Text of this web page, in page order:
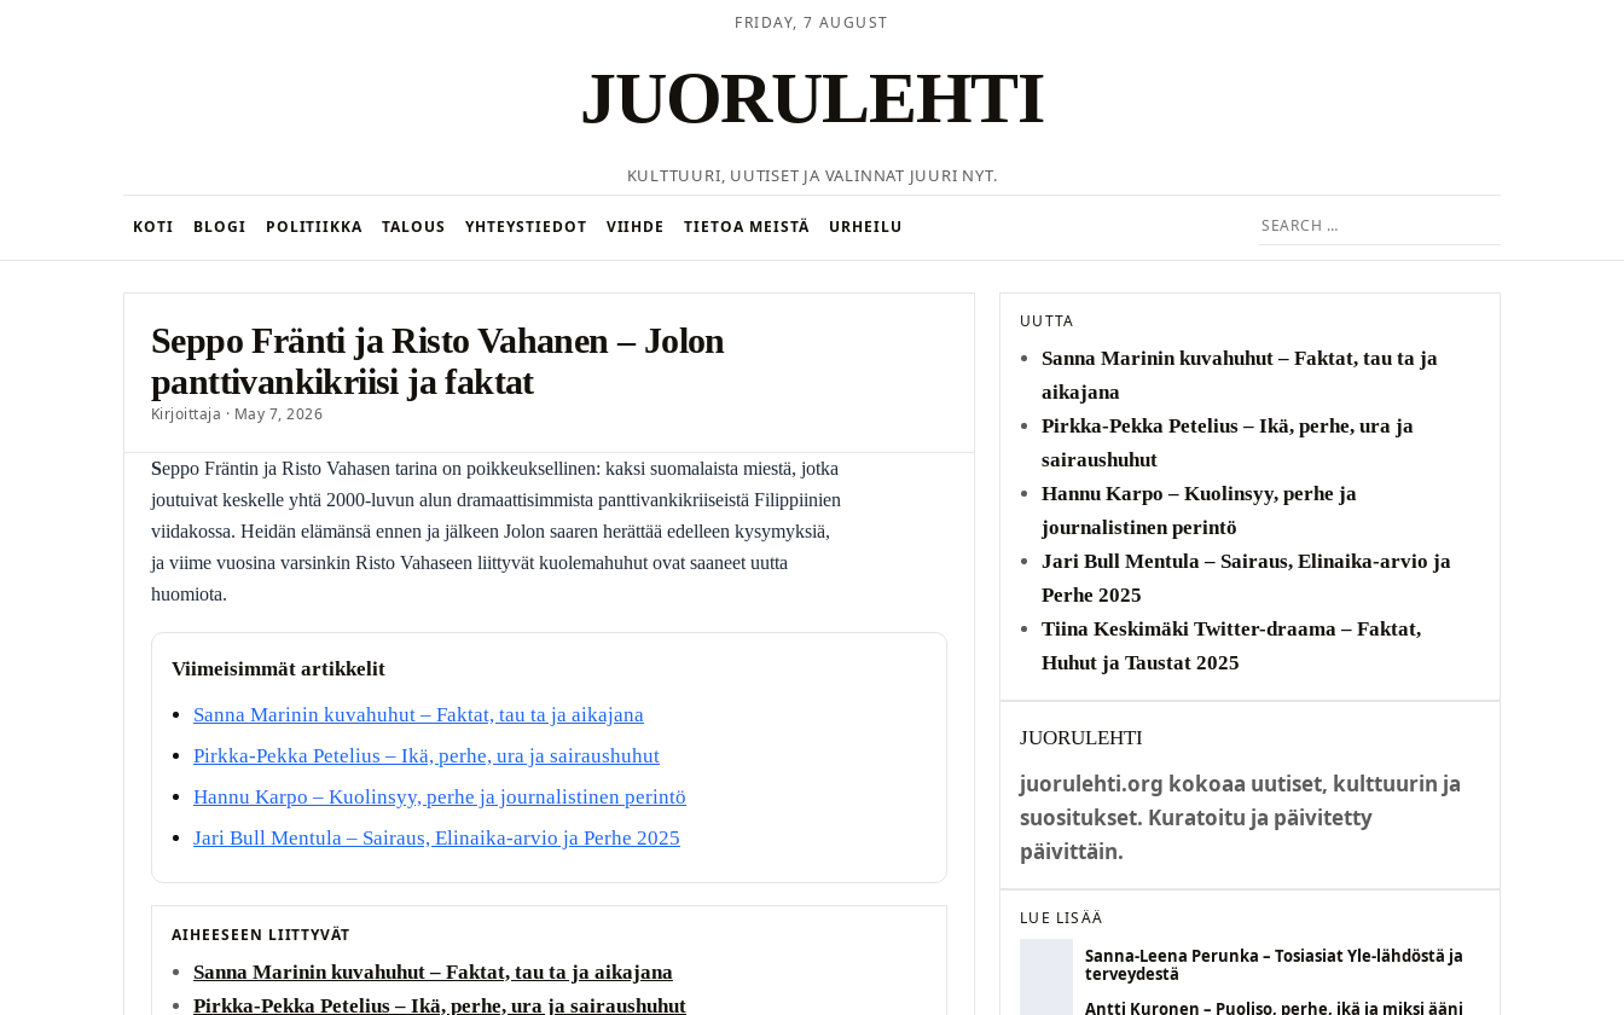
FRIDAY, 7 AUGUST
JUORULEHTI
KULTTUURI, UUTISET JA VALINNAT JUURI NYT.
KOTI BLOGI POLITIIKKA TALOUS YHTEYSTIEDOT VIIHDE TIETOA MEISTÄ URHEILU
Search
for:
Seppo Fränti ja Risto Vahanen – Jolon
panttivankikriisi ja faktat
Kirjoittaja · May 7, 2026
Seppo Fräntin ja Risto Vahasen tarina on poikkeuksellinen: kaksi suomalaista miestä, jotka
joutuivat keskelle yhtä 2000-luvun alun dramaattisimmista panttivankikriiseistä Filippiinien
viidakossa. Heidän elämänsä ennen ja jälkeen Jolon saaren herättää edelleen kysymyksiä,
ja viime vuosina varsinkin Risto Vahaseen liittyvät kuolemahuhut ovat saaneet uutta
huomiota.
Viimeisimmät artikkelit
Sanna Marinin kuvahuhut – Faktat, tau ta ja aikajana
Pirkka-Pekka Petelius – Ikä, perhe, ura ja sairaushuhut
Hannu Karpo – Kuolinsyy, perhe ja journalistinen perintö
Jari Bull Mentula – Sairaus, Elinaika-arvio ja Perhe 2025
AIHEESEEN LIITTYVÄT
Sanna Marinin kuvahuhut – Faktat, tau ta ja aikajana
Pirkka-Pekka Petelius – Ikä, perhe, ura ja sairaushuhut
UUTTA
Sanna Marinin kuvahuhut – Faktat, tau ta ja
aikajana
Pirkka-Pekka Petelius – Ikä, perhe, ura ja
sairaushuhut
Hannu Karpo – Kuolinsyy, perhe ja
journalistinen perintö
Jari Bull Mentula – Sairaus, Elinaika-arvio ja
Perhe 2025
Tiina Keskimäki Twitter-draama – Faktat,
Huhut ja Taustat 2025
JUORULEHTI
juorulehti.org kokoaa uutiset, kulttuurin ja
suositukset. Kuratoitu ja päivitetty
päivittäin.
LUE LISÄÄ
Sanna-Leena Perunka – Tosiasiat Yle-lähdöstä ja
terveydestä
Antti Kuronen – Puoliso, perhe, ikä ja miksi ääni